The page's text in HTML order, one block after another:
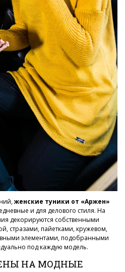
женские туники от «Аржен»
и для делового стиля. На
декорируются собственными
стразами, пайетками, кружевом,
элементами, подобранными
под каждую модель.
НА МОДНЫЕ